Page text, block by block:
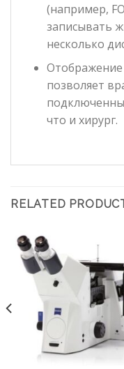
(например,
записывать
несколько
Отображение
позволяет
что и хирург.
RELATED